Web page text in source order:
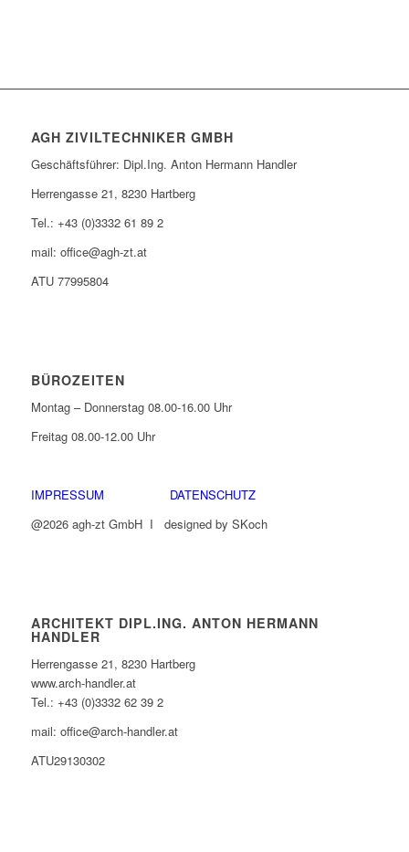
AGH ZIVILTECHNIKER GMBH
Geschäftsführer: Dipl.Ing. Anton Hermann Handler
Herrengasse 21, 8230 Hartberg
Tel.: +43 (0)3332 61 89 2
mail: office@agh-zt.at
ATU 77995804
BÜROZEITEN
Montag – Donnerstag 08.00-16.00 Uhr
Freitag 08.00-12.00 Uhr
IMPRESSUM DATENSCHUTZ
@2026 agh-zt GmbH I designed by SKoch
ARCHITEKT DIPL.ING. ANTON HERMANN
HANDLER
Herrengasse 21, 8230 Hartberg
www.arch-handler.at
Tel.: +43 (0)3332 62 39 2
mail: office@arch-handler.at
ATU29130302